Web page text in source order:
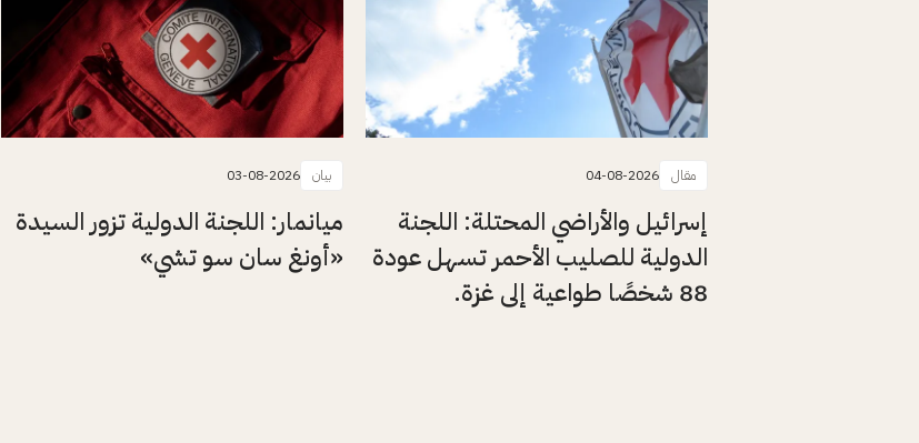
مقال 04-08-2026
إسرائيل والأراضي المحتلة: اللجنة
الدولية للصليب الأحمر تسهل عودة
88 شخصًا طواعية إلى غزة.
بيان 03-08-2026
ميانمار: اللجنة الدولية تزور السيدة
«أونغ سان سو تشي»